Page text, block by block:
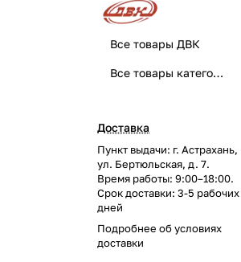
Все товары ДВК
Все товары категории
Доставка
Пункт выдачи: г. Астрахань,
ул. Бертюльская, д. 7.
Время работы: 9:00–18:00.
Срок доставки: 3-5 рабочих
дней
Подробнее обусловиях
доставки